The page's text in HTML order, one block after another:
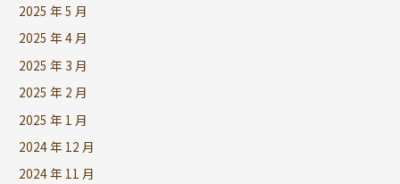
2025 年 5 月
2025 年 4 月
2025 年 3 月
2025 年 2 月
2025 年 1 月
2024 年 12 月
2024 年 11 月